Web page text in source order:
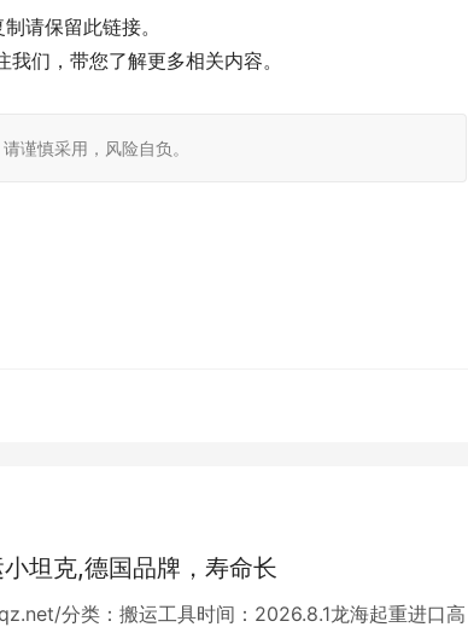
制请保留此链接。
我们，带您了解更多相关内容。
谨慎采用，风险自负。
坦克,德国品牌，寿命长
分类：搬运工具时间：2026.8.1龙海起重进口高